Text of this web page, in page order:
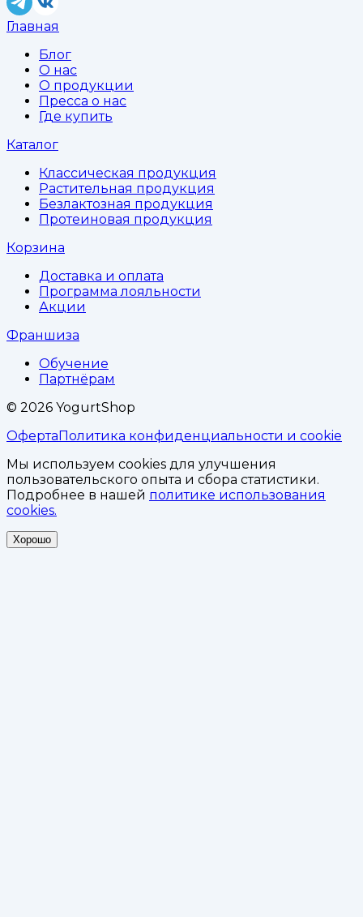
Главная
Блог
О нас
О продукции
Пресса о нас
Где купить
Каталог
Классическая продукция
Растительная продукция
Безлактозная продукция
Протеиновая продукция
Корзина
Доставка и оплата
Программа лояльности
Акции
Франшиза
Обучение
Партнёрам
© 2026 YogurtShop
ОфертаПолитика конфиденциальности и cookie
Мы используем cookies для улучшения
пользовательского опыта и сбора статистики.
Подробнее в нашей политике использования
cookies.
Хорошо